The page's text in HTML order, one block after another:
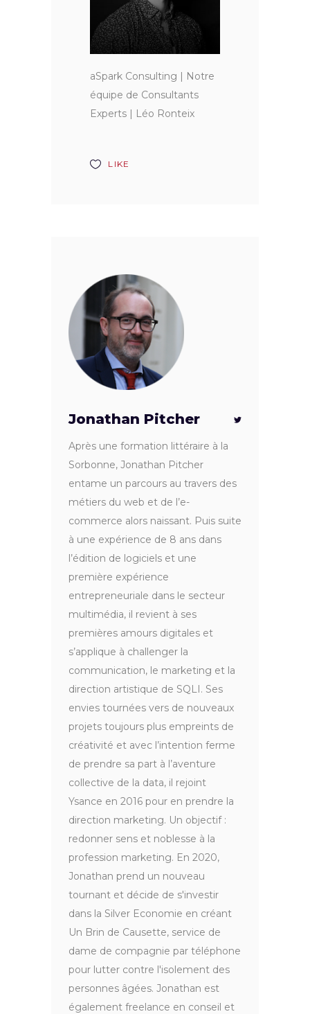
aSpark Consulting | Notre
équipe de Consultants
Experts | Léo Ronteix
LIKE
Jonathan Pitcher
Après une formation littéraire à la
Sorbonne, Jonathan Pitcher
entame un parcours au travers des
métiers du web et de l’e-
commerce alors naissant. Puis suite
à une expérience de 8 ans dans
l’édition de logiciels et une
première expérience
entrepreneuriale dans le secteur
multimédia, il revient à ses
premières amours digitales et
s’applique à challenger la
communication, le marketing et la
direction artistique de SQLI. Ses
envies tournées vers de nouveaux
projets toujours plus empreints de
créativité et avec l’intention ferme
de prendre sa part à l’aventure
collective de la data, il rejoint
Ysance en 2016 pour en prendre la
direction marketing. Un objectif :
redonner sens et noblesse à la
profession marketing. En 2020,
Jonathan prend un nouveau
tournant et décide de s'investir
dans la Silver Economie en créant
Un Brin de Causette, service de
dame de compagnie par téléphone
pour lutter contre l'isolement des
personnes âgées. Jonathan est
également freelance en conseil et